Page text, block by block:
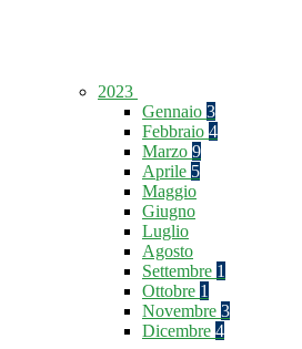
2023
Gennaio 3
Febbraio 4
Marzo 9
Aprile 5
Maggio
Giugno
Luglio
Agosto
Settembre 1
Ottobre 1
Novembre 3
Dicembre 4